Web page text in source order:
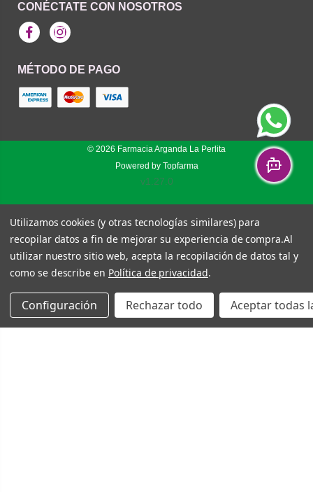
CONÉCTATE CON NOSOTROS
FacebookInstagram
MÉTODO DE PAGO
© 2026 Farmacia Arganda La Perlita
Powered by Topfarma
v1.27.0
Utilizamos cookies (y otras tecnologías similares) para
recopilar datos a fin de mejorar su experiencia de compra.Al
utilizar nuestro sitio web, acepta la recopilación de datos tal y
como se describe en Política de privacidad.
Configuración Rechazar todo Aceptar todas